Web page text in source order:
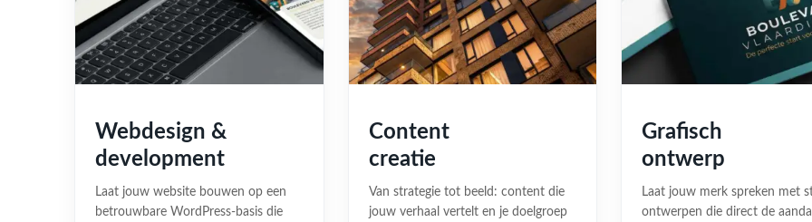
Webdesign &
development
Laat jouw website bouwen op een
betrouwbare WordPress-basis die
Content
creatie
Van strategie tot beeld: content die
jouw verhaal vertelt en je doelgroep
Grafisch
ontwerp
Laat jouw merk spreken met
ontwerpen die direct de